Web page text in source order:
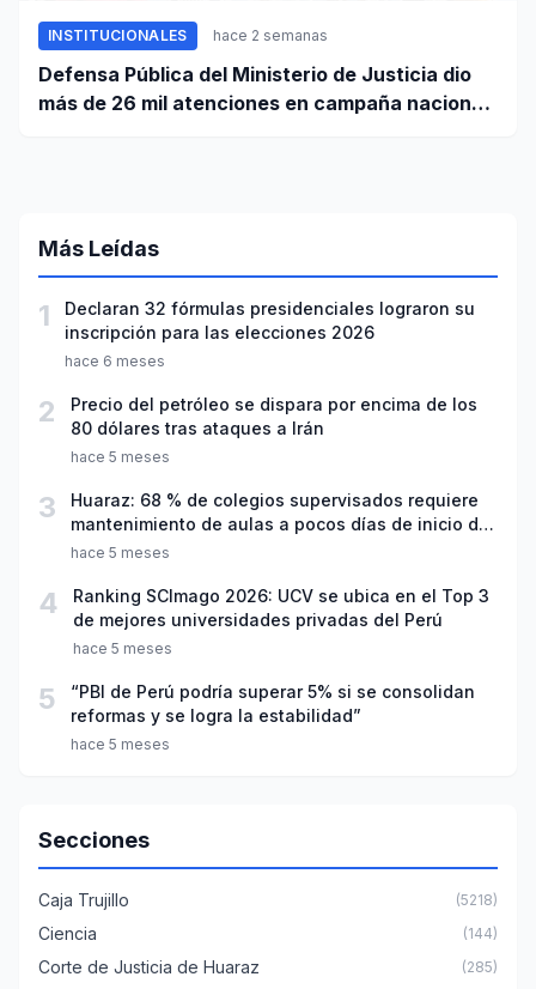
INSTITUCIONALES hace 2 semanas
Defensa Pública del Ministerio de Justicia dio
más de 26 mil atenciones en campaña nacional
Más Leídas
1
Declaran 32 fórmulas presidenciales lograron su
inscripción para las elecciones 2026
hace 6 meses
2
Precio del petróleo se dispara por encima de los
80 dólares tras ataques a Irán
hace 5 meses
3
Huaraz: 68 % de colegios supervisados requiere
mantenimiento de aulas a pocos días de inicio del
año escolar 2026
hace 5 meses
4
Ranking SCImago 2026: UCV se ubica en el Top 3
de mejores universidades privadas del Perú
hace 5 meses
5
“PBI de Perú podría superar 5% si se consolidan
reformas y se logra la estabilidad”
hace 5 meses
Secciones
Caja Trujillo (5218)
Ciencia (144)
Corte de Justicia de Huaraz (285)